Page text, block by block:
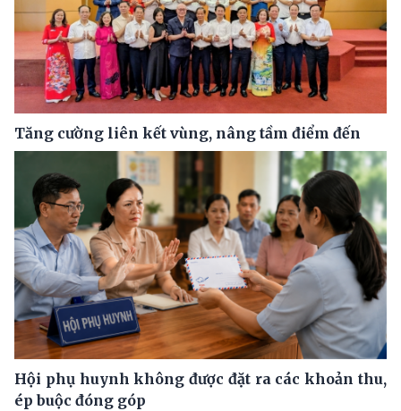
Tăng cường liên kết vùng, nâng tầm điểm đến
Hội phụ huynh không được đặt ra các khoản thu,
ép buộc đóng góp